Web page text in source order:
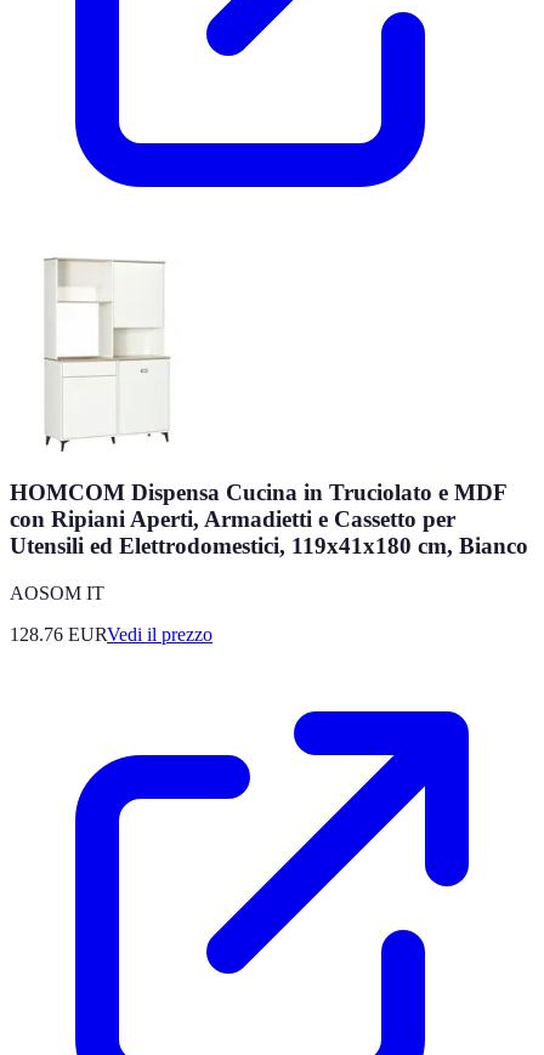
HOMCOM Dispensa Cucina in Truciolato e MDF
con Ripiani Aperti, Armadietti e Cassetto per
Utensili ed Elettrodomestici, 119x41x180 cm, Bianco
AOSOM IT
128.76 EURVedi il prezzo